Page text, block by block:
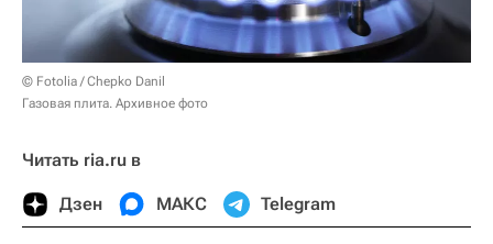
© Fotolia / Chepko Danil
Газовая плита. Архивное фото
Читать ria.ru в
Дзен МАКС Telegram